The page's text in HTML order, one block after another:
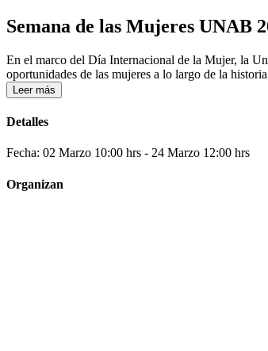
Semana de las Mujeres UNAB
En el marco del Día Internacional de la Mujer, la
oportunidades de las mujeres a lo largo de la
Leer más
Detalles
Fecha: 02 Marzo 10:00 hrs - 24 Marzo 12:00 hrs
Organizan